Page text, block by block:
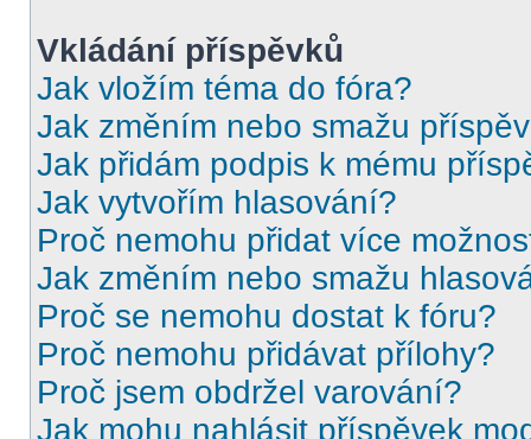
Vkládání příspěvků
Jak vložím téma do fóra?
Jak změním nebo smažu
Jak přidám podpis k mému
Jak vytvořím hlasování?
Proč nemohu přidat více
Jak změním nebo smažu
Proč se nemohu dostat k fóru?
Proč nemohu přidávat přílohy?
Proč jsem obdržel varování?
Jak mohu nahlásit příspěvek